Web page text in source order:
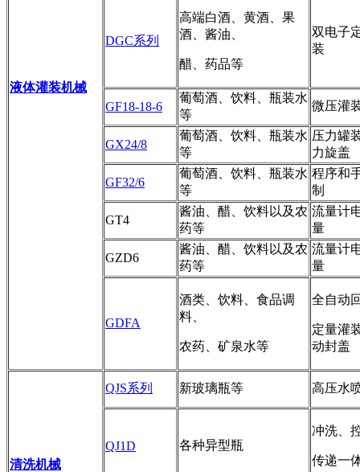
液体灌装机械
DGC系列
高端白酒、黄酒、果
酒、酱油、
醋、药品等
双电子
装
GF18-18-6
葡萄酒、饮料、瓶装水
等
微压灌
GX24/8
葡萄酒、饮料、瓶装水
等
压力罐
力旋盖
GF32/6
葡萄酒、饮料、瓶装水
等
程序和
制
GT4
酱油、醋、饮料以及农
药等
流量计
量
GZD6
酱油、醋、饮料以及农
药等
流量计
量
GDFA
酒类、饮料、食品调
料、
农药、矿泉水等
全自动
定量灌
动封盖
清洗机械
QJS系列 新玻璃瓶等 高压水
QJ1D 各种异型瓶
冲洗、
传递一